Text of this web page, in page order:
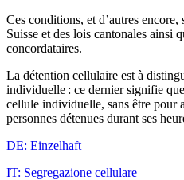
Ces conditions, et d’autres
Suisse et des lois cantonales ainsi
concordataires.
La détention cellulaire est à
individuelle : ce dernier signifie
cellule individuelle, sans être pour
personnes détenues durant ses
DE: Einzelhaft
IT: Segregazione cellulare